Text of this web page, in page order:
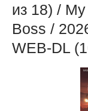
из 18) /
Boss /
WEB-DL